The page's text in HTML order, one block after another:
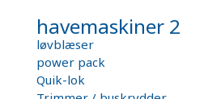
havemaskiner 2
løvblæser
power pack
Quik-lok